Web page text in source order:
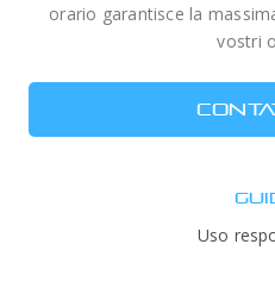
orario garantisce la
vostri
Uso